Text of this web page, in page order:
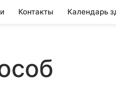
Контакты Календарь